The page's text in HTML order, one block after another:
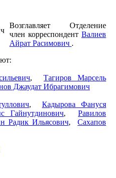
Возглавляет Отделение
член корреспондент Валиев
Айрат Расимович .
,Тагиров Марсель
Джаудат Ибрагимович
, Кадырова Фануся
Гайнутдинович, Равилов
Радик Ильясович, Сахапов